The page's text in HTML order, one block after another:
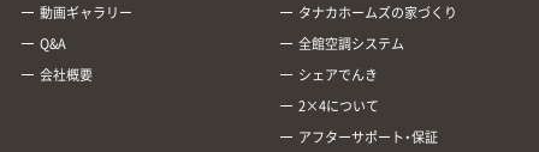
動画ギャラリー
Q&A
会社概要
タナカホームズの家づくり
全館空調システム
シェアでんき
2×4について
アフターサポート・保証